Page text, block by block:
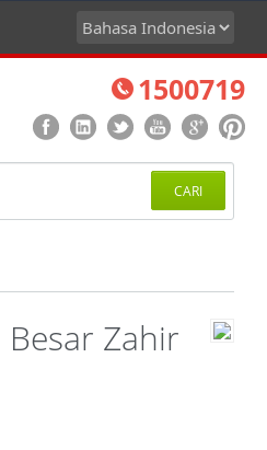
1500719
CARI
Zahir